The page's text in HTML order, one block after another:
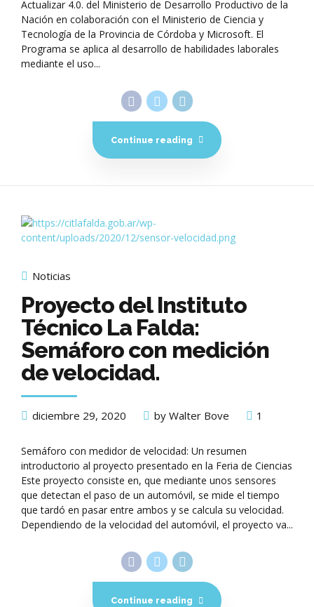
Actualizar 4.0. del Ministerio de Desarrollo Productivo de la
Nación en colaboración con el Ministerio de Ciencia y
Tecnología de la Provincia de Córdoba y Microsoft. El
Programa se aplica al desarrollo de habilidades laborales
mediante el uso...
Continue reading
Noticias
Proyecto del Instituto
Técnico La Falda:
Semáforo con medición
de velocidad.
diciembre 29, 2020 by Walter Bove 1
Semáforo con medidor de velocidad: Un resumen
introductorio al proyecto presentado en la Feria de Ciencias
Este proyecto consiste en, que mediante unos sensores
que detectan el paso de un automóvil, se mide el tiempo
que tardó en pasar entre ambos y se calcula su velocidad.
Dependiendo de la velocidad del automóvil, el proyecto va...
Continue reading